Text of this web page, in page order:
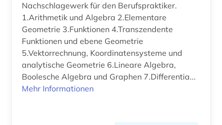
alternative (5)
alternative medizin (2)
alternativmedizin (1)
altersmedizin (1)
altersversorung (1)
Nachschlagewerk für den Berufspraktiker.
1.Arithmetik und Algebra 2.Elementare
Geometrie 3.Funktionen 4.Transzendente
Funktionen und ebene Geometrie
5.Vektorrechnung, Koordinatensysteme und
analytische Geometrie 6.Lineare Algebra,
Boolesche Algebra und Graphen 7.Differentia...
Mehr Informationen